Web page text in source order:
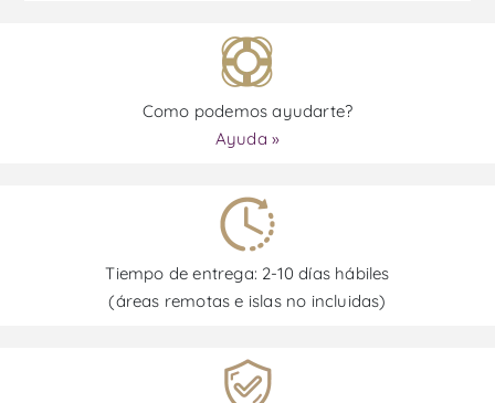
Como podemos ayudarte?
Ayuda »
Tiempo de entrega: 2-10 días hábiles
(áreas remotas e islas no incluidas)